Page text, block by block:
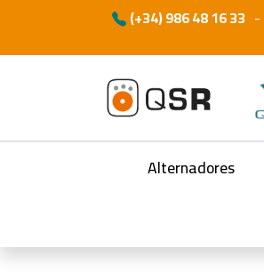
(+34) 986 48 16 33 -
Alternadores